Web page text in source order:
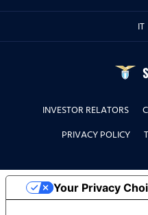
IT
INVESTOR RELATORS
PRIVACY POLICY
Your Privacy